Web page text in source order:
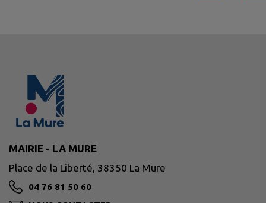
MAIRIE - LA MURE
Place de la Liberté, 38350 La Mure
04 76 81 50 60